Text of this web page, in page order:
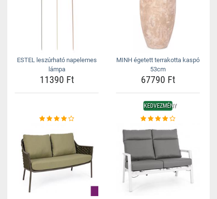
ESTEL leszúrható napelemes
lámpa
11390 Ft
MINH égetett terrakotta kaspó
53cm
67790 Ft
KEDVEZMÉNY